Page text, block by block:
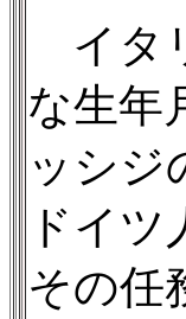
イタ
な生年
ッシジ
ドイ
その任